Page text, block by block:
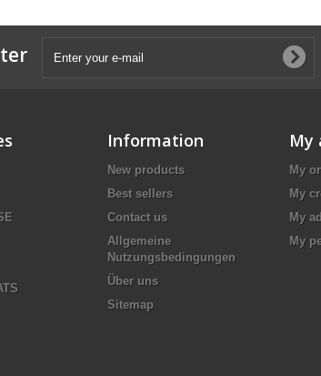
Information
New products
Best sellers
Contact us
Allgemeine
Nutzungsbedingungen
Über uns
Sitemap
My
My
My
My
My